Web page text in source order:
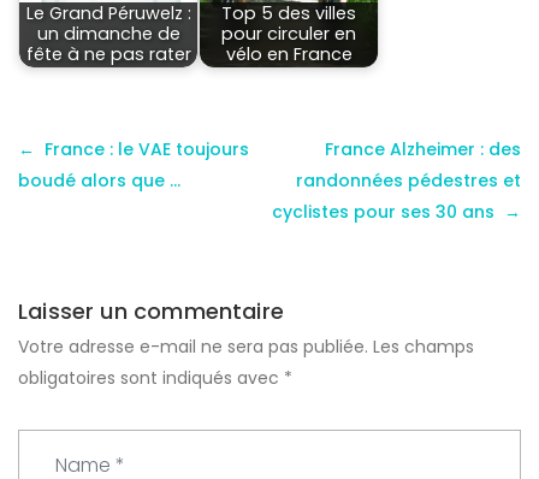
Le Grand Péruwelz :
un dimanche de
fête à ne pas rater
Top 5 des villes
pour circuler en
vélo en France
France : le VAE toujours
boudé alors que …
France Alzheimer : des
randonnées pédestres et
cyclistes pour ses 30 ans
Laisser un commentaire
Votre adresse e-mail ne sera pas publiée. Les champs
obligatoires sont indiqués avec *